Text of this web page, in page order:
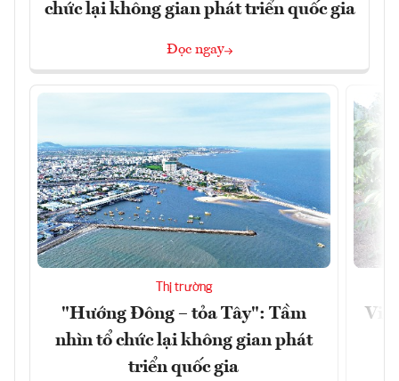
chức lại không gian phát triển quốc gia
Đọc ngay
Thị trường
"Hướng Đông – tỏa Tây": Tầm
nhìn tổ chức lại không gian phát
triển quốc gia